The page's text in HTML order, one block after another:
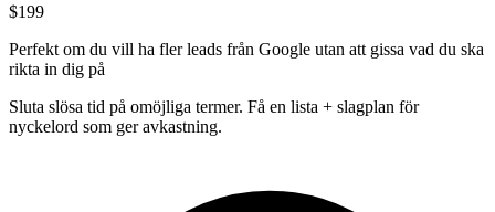
$199
Perfekt om du vill ha fler leads från Google utan att gissa vad du ska
rikta in dig på
Sluta slösa tid på omöjliga termer. Få en lista + slagplan för
nyckelord som ger avkastning.